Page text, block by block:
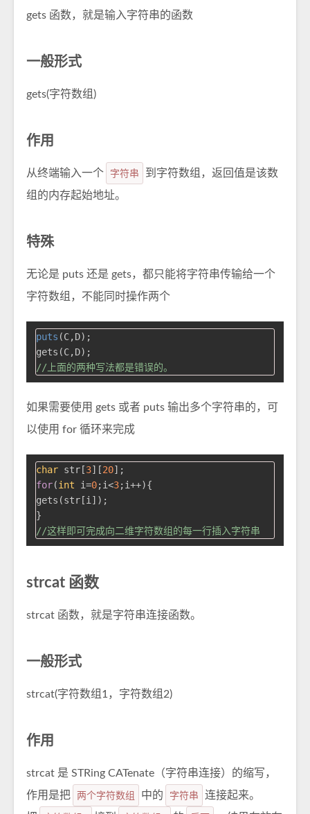
gets 函数，就是输入字符串的函数
一般形式
gets(字符数组)
作用
从终端输入一个 字符串
到字符数组，返回值是该数
组的内存起始地址。
特殊
无论是 puts 还是 gets，都只能将字符串传输给一个
字符数组，不能同时操作两个
puts (C,D);
//上面的两种写法都是错误的。
如果需要使用 gets 或者 puts 输出多个字符串的，可
以使用 for 循环来完成
char str[3][20
for(int i=0;i<3;i++){
gets(str[i]);
//这样即可完成向二维字符数组的每一行插入字符串
strcat 函数
strcat 函数，就是字符串连接函数。
一般形式
strcat(字符数组1，字符数组2)
作用
strcat 是 STRing CATenate（字符串连接）的缩写，
作用是把 两个字符数组 中的 字符串
连接起来。